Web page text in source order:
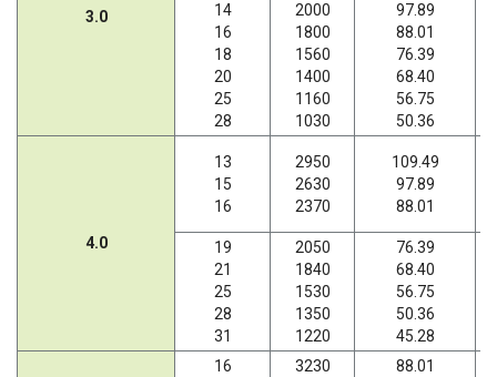
3.0
14
16
18
20
25
28
2000
1800
1560
1400
1160
1030
97.89
88.01
76.39
68.40
56.75
50.36
4.0
13
15
16
2950
2630
2370
109.49
97.89
88.01
19
21
25
28
31
2050
1840
1530
1350
1220
76.39
68.40
56.75
50.36
45.28
16
3230
88.01